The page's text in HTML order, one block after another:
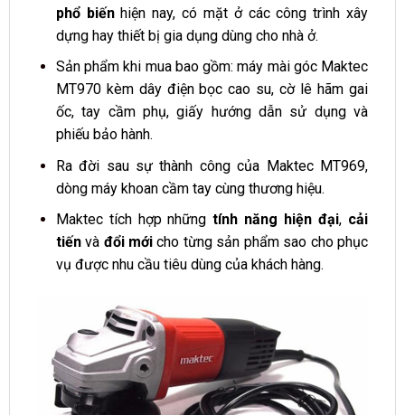
phổ biếnhiện nay, có mặt ở các công trình xây
dựng hay thiết bị gia dụng dùng cho nhà ở.
Sản phẩm khi mua bao gồm: máy mài góc Maktec
MT970 kèm dây điện bọc cao su, cờ lê hãm gai
ốc, tay cầm phụ, giấy hướng dẫn sử dụng và
phiếu bảo hành.
Ra đời sau sự thành công của Maktec MT969,
dòng máy khoan cầm tay cùng thương hiệu.
Maktec tích hợp nhữngtính năng hiện đại, cải
tiếnvà đổi mới cho từng sản phẩm sao cho phục
vụ được nhu cầu tiêu dùng của khách hàng.